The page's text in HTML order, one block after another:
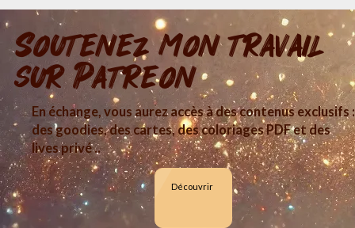
Soutenez mon travail
sur Patreon
En échange, vous aurez accès à des contenus exclusifs :
des goodies, des cartes, des coloriages PDF et des
lives privé ..
Découvrir